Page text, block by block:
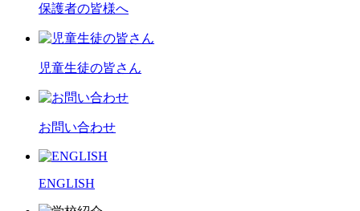
保護者の皆様へ
児童生徒の皆さん
お問い合わせ
ENGLISH